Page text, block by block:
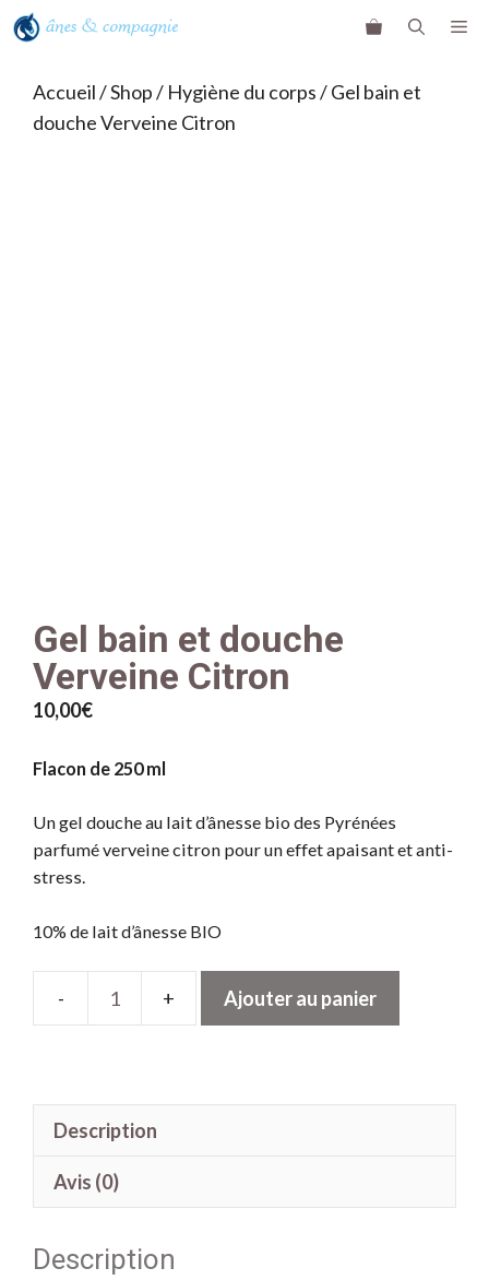
Aller
au
Accueil/Shop/ Hygiène du corps/ Gel bain et
douche Verveine Citron
Gel bain et douche
Verveine Citron
10,00€
Flacon de 250 ml
Un gel douche au lait d’ânesse bio des Pyrénées
parfumé verveine citron pour un effet apaisant et anti-
stress.
10% de lait d’ânesse BIO
quantité
bain
Ajouter au panier
Description
Avis (0)
Description